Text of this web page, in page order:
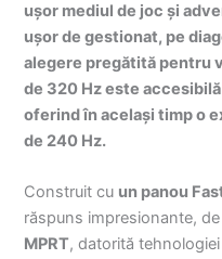
ușor mediul de joc și
ușor de gestionat, pe
alegere pregătită pentru
de 320 Hz este
oferind în același timp o
de 240 Hz.
Construit cu un panou
răspuns impresionante,
MPRT, datorită